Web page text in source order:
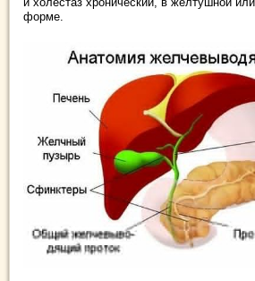
форме.